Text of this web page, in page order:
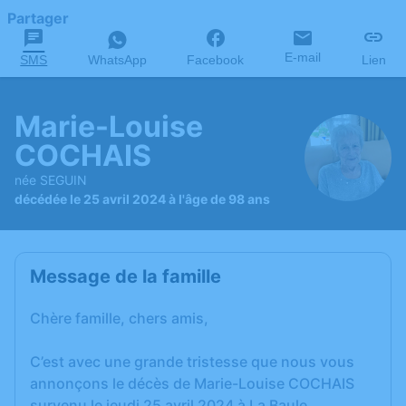
Partager
SMS WhatsApp Facebook E-mail Lien
Marie-Louise
COCHAIS
née SEGUIN
décédée le 25 avril 2024 à l'âge de 98 ans
Message de la famille
Chère famille, chers amis,
C’est avec une grande tristesse que nous vous
annonçons le décès de Marie-Louise COCHAIS